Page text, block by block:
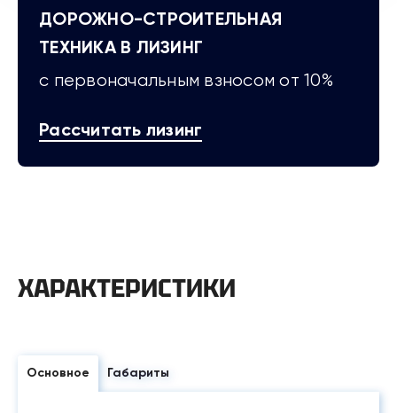
ДОРОЖНО-СТРОИТЕЛЬНАЯ
ТЕХНИКА В ЛИЗИНГ
с первоначальным взносом от 10%
Рассчитать лизинг
ХАРАКТЕРИСТИКИ
Основное Габариты